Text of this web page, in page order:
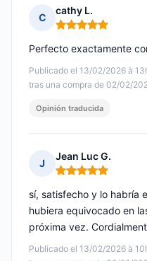
C
cathy L.
Nota: 5 de 5
Publicado el 13/02/2026 à
tras una compra de 02/02/
Perfecto exactamente
Opinión traducida
J
Jean Luc G.
Nota: 5 de 5
Publicado el 13/02/2026 à
sí, satisfecho y lo habría
hubiera equivocado en
próxima vez.